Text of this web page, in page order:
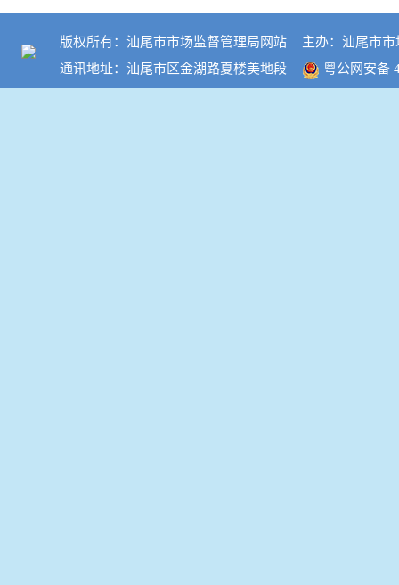
版权所有：汕尾市市场监督管理局网站
主办：汕尾市
通讯地址：汕尾市区金湖路夏楼美地段
粤公网安备